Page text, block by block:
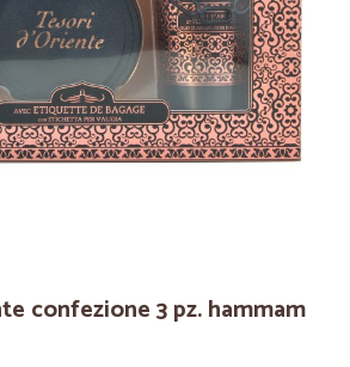
confezione 3 pz. hammam